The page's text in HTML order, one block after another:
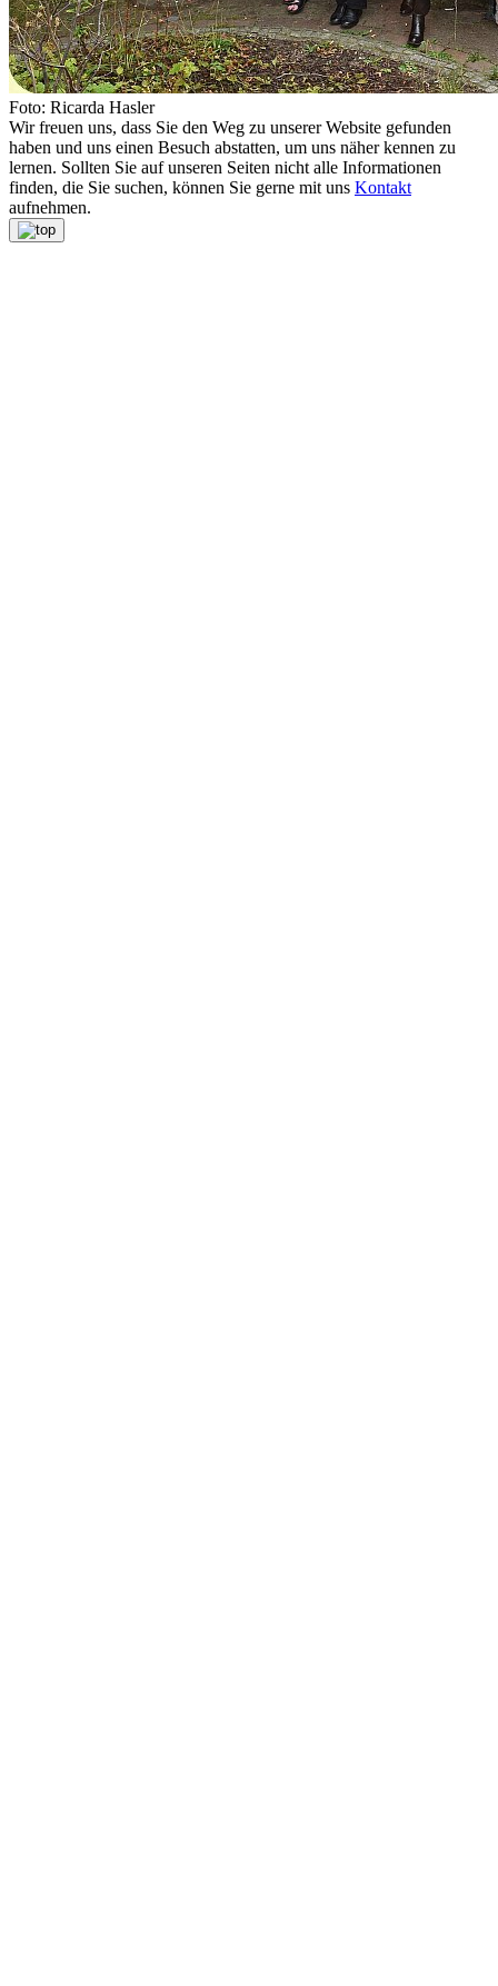
Foto: Ricarda Hasler
Wir freuen uns, dass Sie den Weg zu unserer Website gefunden
haben und uns einen Besuch abstatten, um uns näher kennen zu
lernen. Sollten Sie auf unseren Seiten nicht alle Informationen
finden, die Sie suchen, können Sie gerne mit uns Kontakt
aufnehmen.